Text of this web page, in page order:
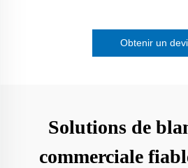
Obtenir un
Solutions de
commerciale